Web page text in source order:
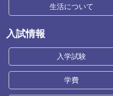
生活について
入試情報
入学試験
学費